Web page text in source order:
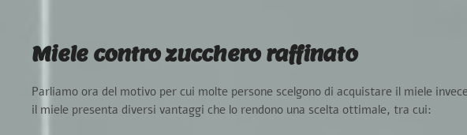
Miele contro zucchero raffinato
Parliamo ora del motivo per cui molte persone scelgono di acquistare il miele
il miele presenta diversi vantaggi che lo rendono una scelta ottimale, tra cui: